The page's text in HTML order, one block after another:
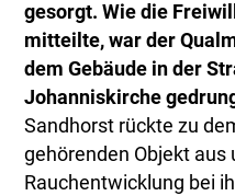
gesorgt. Wie die
mitteilte, war der
dem Gebäude in der
Johanniskirche
Sandhorst rückte zu
gehörenden Objekt aus
Rauchentwicklung bei